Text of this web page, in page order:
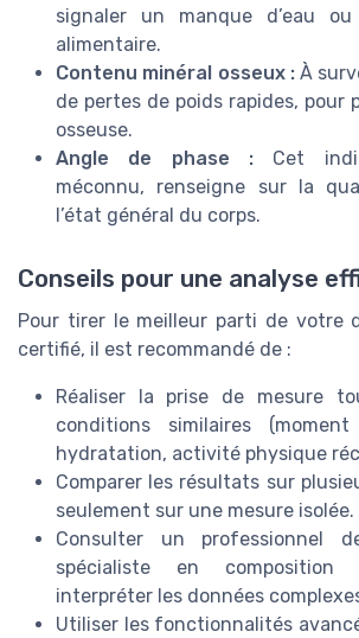
signaler un manque d’eau
alimentaire.
Contenu minéral osseux :À
de pertes de poids rapides, pour
osseuse.
Angle de phase : Cet
méconnu, renseigne sur la
l’état général du corps.
Conseils pour une analyse
Pour tirer le meilleur parti de votre
certifié, il est recommandé de :
Réaliser la prise de mesure
conditions similaires
hydratation, activité physique
Comparer les résultats sur
seulement sur une mesure isolée.
Consulter un professionnel
spécialiste en composition
interpréter les données
Utiliser les fonctionnalités